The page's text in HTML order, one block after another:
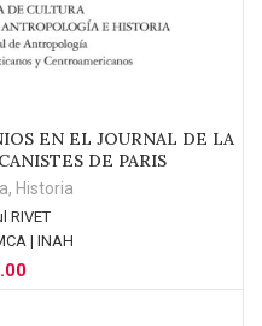
EN EL JOURNAL DE LA
DE PARIS
, Historia
RIVET
| INAH